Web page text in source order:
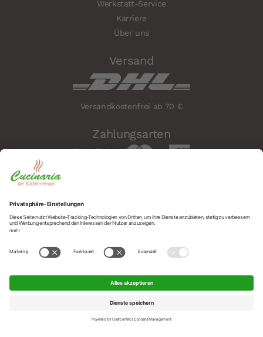
Werkstatt-Service
Karriere
Über uns
Versand
Versandkostenfrei ab 70 €
Zahlungsarten
Sicherheit
Social